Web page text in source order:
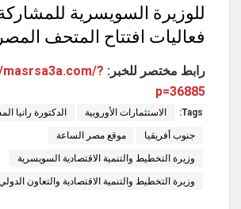
للوزيرة السويسرية
فعاليات افتتاح المتحف
رابط مختصر للخبر: ?
p=36885
Tags: الاستثمارات الأوروبية الدكتورة رانيا
جنوب أفريقيا موقع مصر الساعة
وزيرة التخطيط والتنمية الاقتصادية السويسرية
وزيرة التخطيط والتنمية الاقتصادية والتعاون